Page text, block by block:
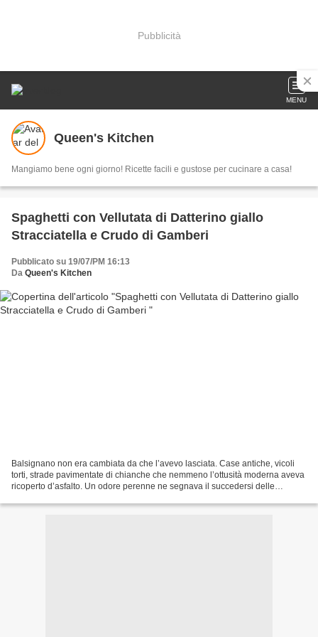
Pubblicità
MENU
Queen's Kitchen
Mangiamo bene ogni giorno! Ricette facili e gustose per cucinare a casa!
Spaghetti con Vellutata di Datterino giallo
Stracciatella e Crudo di Gamberi
Pubblicato su 19/07/PM 16:13
Da Queen's Kitchen
Balsignano non era cambiata da che l’avevo lasciata. Case antiche, vicoli
torti, strade pavimentate di chianche che nemmeno l’ottusità moderna aveva
ricoperto d’asfalto. Un odore perenne ne segnava il succedersi delle